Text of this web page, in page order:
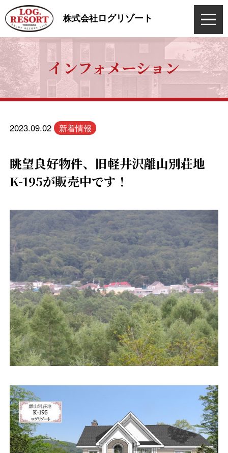
株式会社ログリゾート
インフォメーション
2023.09.02 新着情報
眺望良好物件、旧軽井沢離山別荘地
K-195が販売中です！